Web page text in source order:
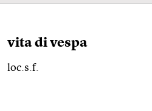
vita di vespa
loc.s.f.